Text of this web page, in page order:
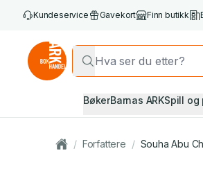
Kundeservice Gavekort Finn butikk
BøkerBarnas ARKSpill og
/ Forfattere / Souha Abu